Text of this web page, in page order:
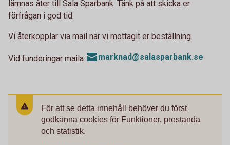
lämnas åter till Sala Sparbank. Tänk på att skicka er
förfrågan i god tid.
Vi återkopplar via mail när vi mottagit er beställning.
Vid funderingar maila marknad@salasparbank.se
För att se detta innehåll behöver du först
godkänna cookies för Funktioner, prestanda
och statistik.